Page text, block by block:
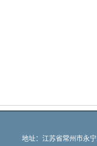
地址：江苏省常州市